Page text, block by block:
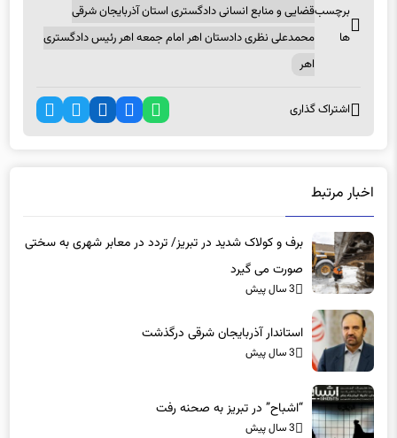
برچسب
ها
قضایی و منابع انسانی دادگستری استان آذربایجان شرقی
محمدعلی نظری دادستان اهر امام جمعه اهر رئیس دادگستری
اهر
اشتراک گذاری
اخبار مرتبط
برف و کولاک شدید در تبریز/ تردد در معابر شهری به سختی
صورت می گیرد
3 سال پیش
استاندار آذربایجان شرقی درگذشت
3 سال پیش
“اشباح” در تبریز به صحنه رفت
3 سال پیش